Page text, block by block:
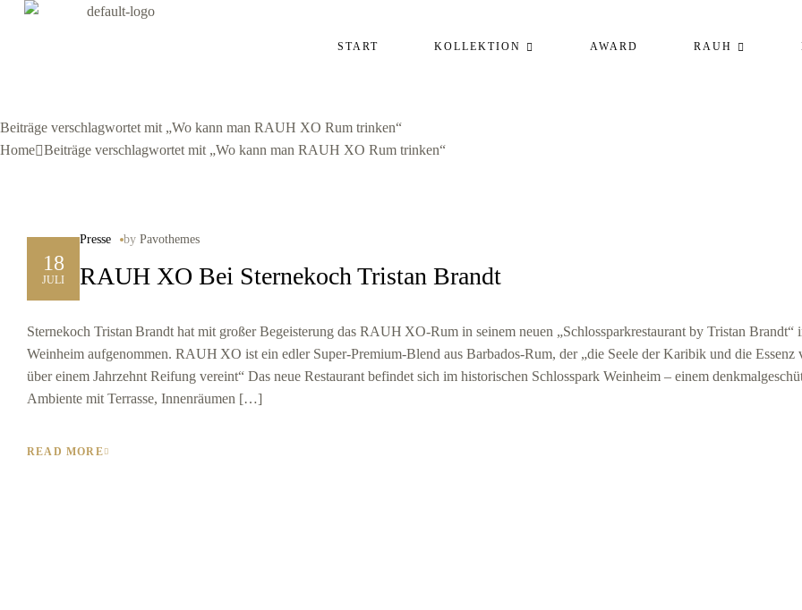
START KOLLEKTION AWARD RAUH
Beiträge verschlagwortet mit „Wo kann man RAUH XO Rum trinken“
Home Beiträge verschlagwortet mit „Wo kann man RAUH XO Rum trinken“
18
JULI
Presse by Pavothemes
RAUH XO Bei Sternekoch Tristan Brandt
Sternekoch Tristan Brandt hat mit großer Begeisterung das RAUH XO‑Rum in seinem neuen „Schlossparkrestaurant by Tristan Brandt“
Weinheim aufgenommen. RAUH XO ist ein edler Super‑Premium‑Blend aus Barbados-Rum, der „die Seele der Karibik und die Essenz
über einem Jahrzehnt Reifung vereint“ Das neue Restaurant befindet sich im historischen Schlosspark Weinheim – einem
Ambiente mit Terrasse, Innenräumen […]
READ MORE